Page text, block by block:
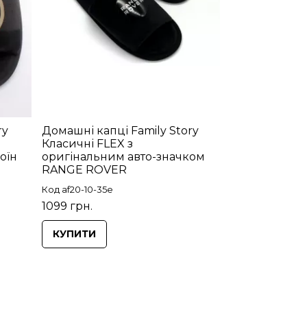
Домашні капці Family Story
Класичні FLEX з
оригінальним авто-значком
RANGE ROVER
Код af20-10-35e
1099 грн.
КУПИТИ